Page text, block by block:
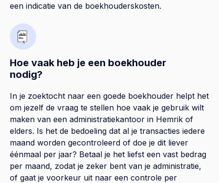
een indicatie van de boekhouderskosten.
Hoe vaak heb je een boekhouder
nodig?
In je zoektocht naar een goede boekhouder helpt het
om jezelf de vraag te stellen hoe vaak je gebruik wilt
maken van een administratiekantoor in Hemrik of
elders. Is het de bedoeling dat al je transacties iedere
maand worden gecontroleerd of doe je dit liever
éénmaal per jaar? Betaal je het liefst een vast bedrag
per maand, zodat je zeker bent van je administratie,
of gaat je voorkeur uit naar een controle per